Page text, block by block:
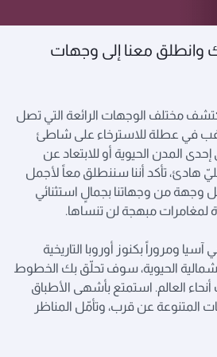
معنا إلى وجهات
مختلف الوجهات الرائعة التي تصل
في عطلة للاسترخاء على شاطئ
المدن الحيوية أو للابتعاد عن
هادئ، تأكد أننا سننطلق معاً لأجمل
وجهة من وجهاتنا بجمالٍ استثنائي
لمغامرات مبهجة لن تنساها.
ومروراً بكنوز أوروبا التاريخية
الحيوية، سوف تحلّق بك الخطوط
العالم. استمتع بأشهى الأطباق
المتنوعة عن قرب، وتأمّل المناظر